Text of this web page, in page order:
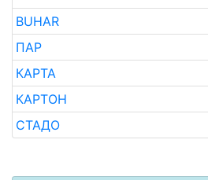
BUHAR
ПАР
КАРТА
КАРТОН
СТАДО